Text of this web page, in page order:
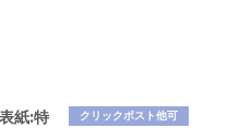
クリックポスト他可
紙:特